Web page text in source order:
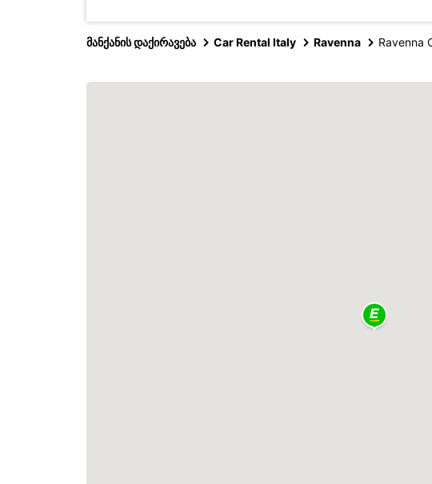
მანქანის დაქირავება Car Rental Italy Ravenna Ravenna